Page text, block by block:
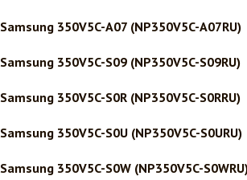
Samsung 350V5C-A07 (NP350V5C-A07RU)
Samsung 350V5C-S09 (NP350V5C-S09RU)
Samsung 350V5C-S0R (NP350V5C-S0RRU)
Samsung 350V5C-S0U (NP350V5C-S0URU)
Samsung 350V5C-S0W (NP350V5C-